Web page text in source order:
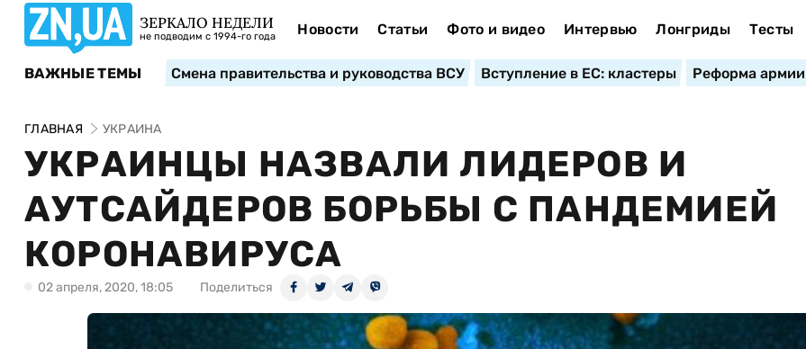
ЗЕРКАЛО НЕДЕЛИ
не подводим с 1994-го года Новости Статьи Фото и видео Интервью Лонгриды Тесты
ВАЖНЫЕ ТЕМЫ Смена правительства и руководства ВСУ Вступление в ЕС: кластеры Реформа армии
ГЛАВНАЯ УКРАИНА
УКРАИНЦЫ НАЗВАЛИ ЛИДЕРОВ И
АУТСАЙДЕРОВ БОРЬБЫ С ПАНДЕМИЕЙ
КОРОНАВИРУСА
02 апреля, 2020, 18:05 Поделиться